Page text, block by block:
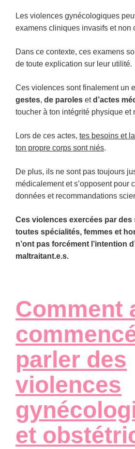
Les violences gynécologiques
examens cliniques invasifs et non
Dans ce contexte, ces examens
de toute explication sur leur utilité.
Ces violences sont finalement un
gestes, de paroles etd’actes
toucher à ton intégrité physique et
Lors de ces actes, tes besoins et
ton propre corps sont niés.
De plus, ils ne sont pas toujours
médicalement et s’opposent pour
données et recommandations
Ces violences exercées par des
toutes spécialités, femmes et
n’ont pas forcément l’intention
maltraitant.e.s.
Comment
parler des
violences
et